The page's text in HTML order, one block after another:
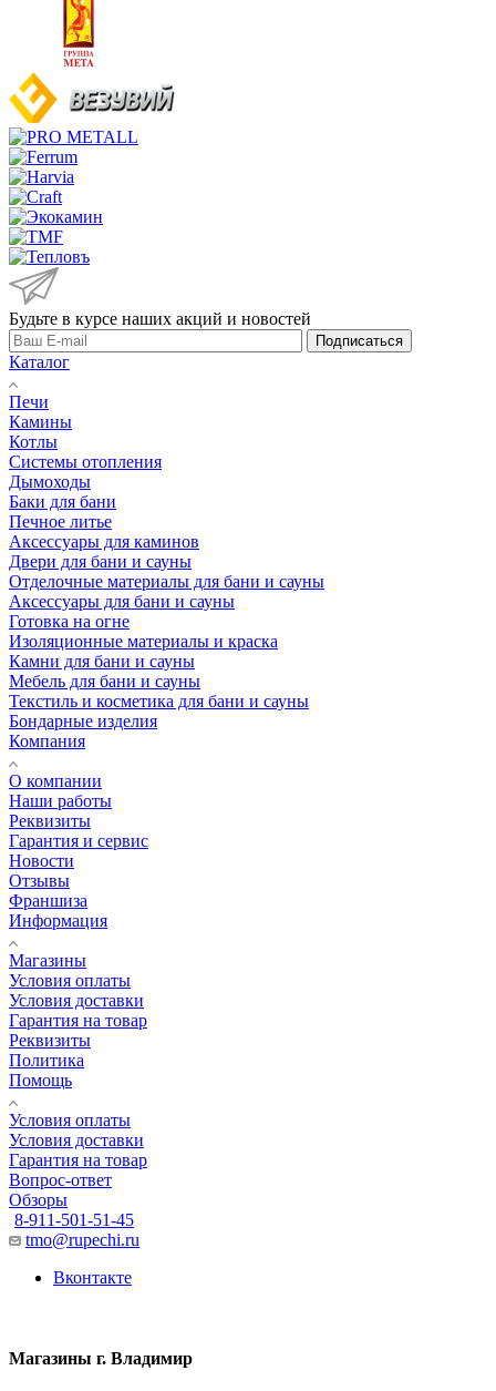
Будьте в курсе наших акций и новостей
Подписаться
Каталог
Печи
Камины
Котлы
Системы отопления
Дымоходы
Баки для бани
Печное литье
Аксессуары для каминов
Двери для бани и сауны
Отделочные материалы для бани и сауны
Аксессуары для бани и сауны
Готовка на огне
Изоляционные материалы и краска
Камни для бани и сауны
Мебель для бани и сауны
Текстиль и косметика для бани и сауны
Бондарные изделия
Компания
О компании
Наши работы
Реквизиты
Гарантия и сервис
Новости
Отзывы
Франшиза
Информация
Магазины
Условия оплаты
Условия доставки
Гарантия на товар
Реквизиты
Политика
Помощь
Условия оплаты
Условия доставки
Гарантия на товар
Вопрос-ответ
Обзоры
8-911-501-51-45
tmo@rupechi.ru
Вконтакте
Магазины г. Владимир